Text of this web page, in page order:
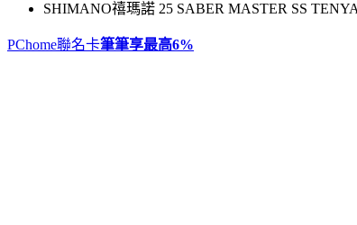
SHIMANO禧瑪諾 25 SABER MASTER SS
PChome聯名卡筆筆享最高6%